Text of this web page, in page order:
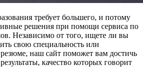
требует большего, и потому
решения при помощи сервиса по
Независимо от того, ищете ли вы
свою специальность или
наш сайт поможет вам достичь
качество которых говорит